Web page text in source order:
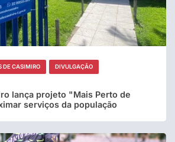
DE CASIMIRO DIVULGAÇÃO
lança projeto "Mais Perto de
serviços da população